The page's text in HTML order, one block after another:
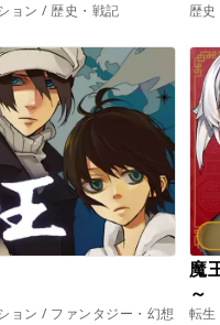
ョン / 歴史・戦記 歴
ョン / ファンタジー・幻想
魔
～
転